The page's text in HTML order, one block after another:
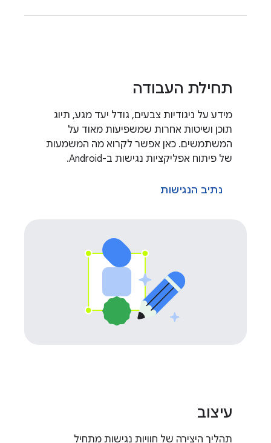
תחילת העבודה
מידע על ניגודיות צבעים, גודל יעד מגע, תיוג
תוכן ושיטות אחרות שמשפיעות מאוד על
המשתמשים. כאן אפשר לקרוא מה המשמעות
של פיתוח אפליקציות נגישות ב-Android.
נתיב הנגישות
עיצוב
תהליך היצירה של חוויות נגישות מתחיל